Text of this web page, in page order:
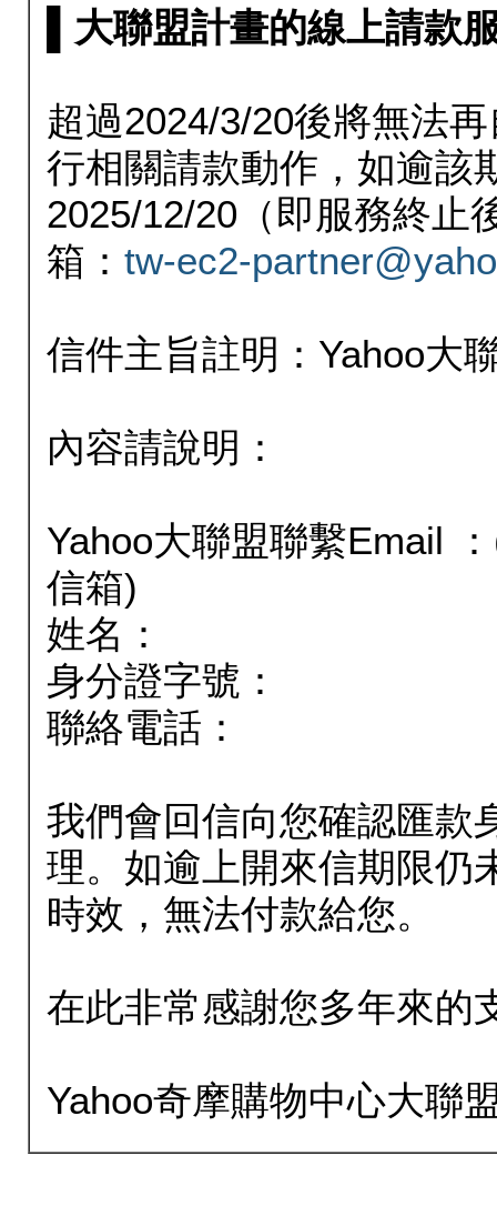
▌大聯盟計畫的線上請款
超過2024/3/20後將無法
行相關請款動作，如逾該
2025/12/20（即服務終止
箱： tw-ec2-
信件主旨註明：Yahoo大
內容請說明：
Yahoo大聯盟聯繫Email
信箱)
姓名：
身分證字號：
聯絡電話：
我們會回信向您確認匯款
理。如逾上開來信期限仍
時效，無法付款給您。
在此非常感謝您多年來的
Yahoo奇摩購物中心大